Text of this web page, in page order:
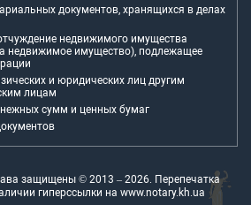
документов, хранящихся в делах
недвижимого имущества
недвижимое имущество), подлежащее
и юридических лиц другим
лицам
сумм и ценных бумаг
защищены © 2013 – 2026. Перепечатка
гиперссылки на www.notary.kh.ua